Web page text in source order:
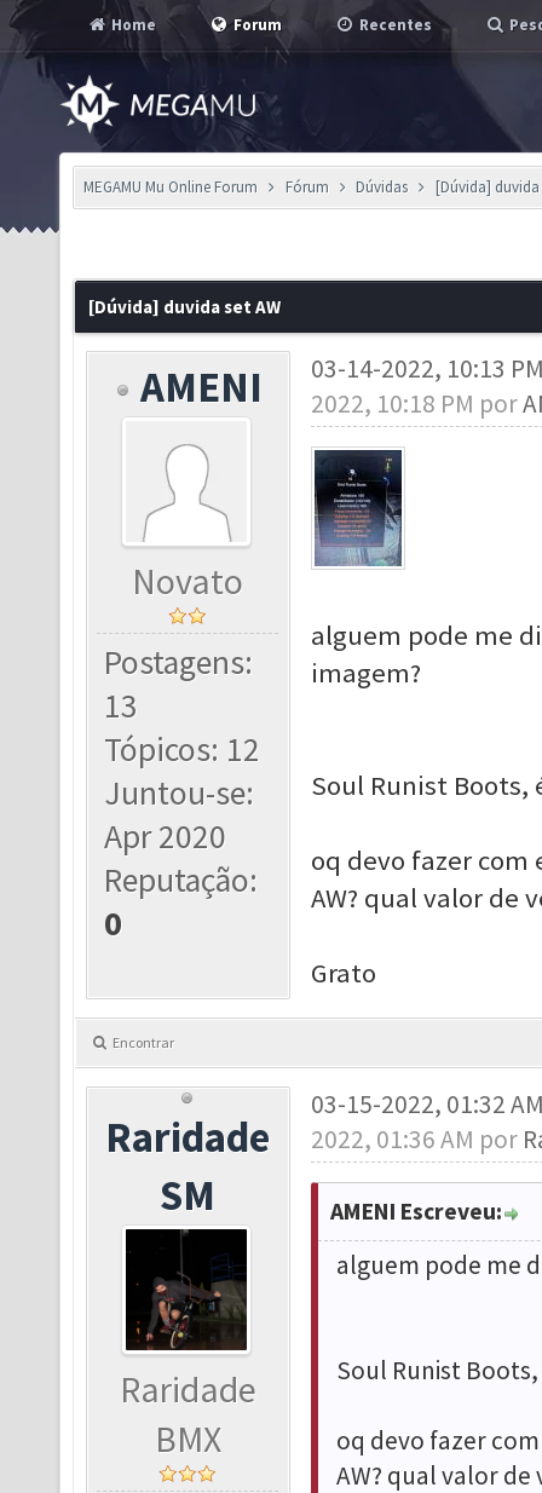
Home Forum Recentes
MEGAMU Mu Online Forum Fórum Dúvidas [Dúvida] duvida
[Dúvida] duvida set AW
AMENI
Novato
Postagens:
13
Tópicos: 12
Juntou-se:
Apr 2020
Reputação:
0
03-14-2022, 10:13
2022, 10:18 PM por
alguem pode me
imagem?
Soul Runist Boots,
oq devo fazer com
AW? qual valor de
Grato
Encontrar
Raridade
SM
Raridade
BMX
03-15-2022, 01:32
2022, 01:36 AM por
AMENI Escreveu:
alguem pode me
Soul Runist
oq devo fazer
AW? qual valor de